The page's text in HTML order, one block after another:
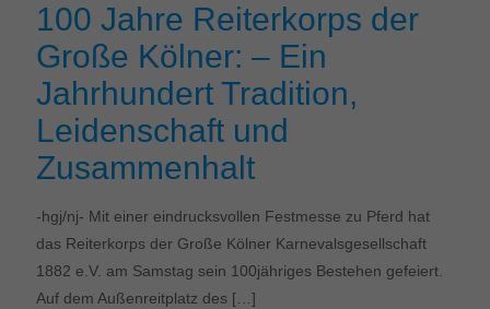
100 Jahre Reiterkorps der
Große Kölner: – Ein
Jahrhundert Tradition,
Leidenschaft und
Zusammenhalt
-hgj/nj- Mit einer eindrucksvollen Festmesse zu Pferd hat
das Reiterkorps der Große Kölner Karnevalsgesellschaft
1882 e.V. am Samstag sein 100jähriges Bestehen gefeiert.
Auf dem Außenreitplatz des […]